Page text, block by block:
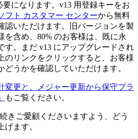
になります。v13 用登録キーをお
フト カスタマー センターから無料
認いただけます。旧バージョンを製
を含め、80% のお客様は、既に永
す。まだ v13 にアップグレードされ
のリンクをクリックすると、お客様
どうかを確認していただけます。
変更と、メジャー更新から保守プラ
もご覧ください。
きご愛顧くださいますよう、どう
げます。